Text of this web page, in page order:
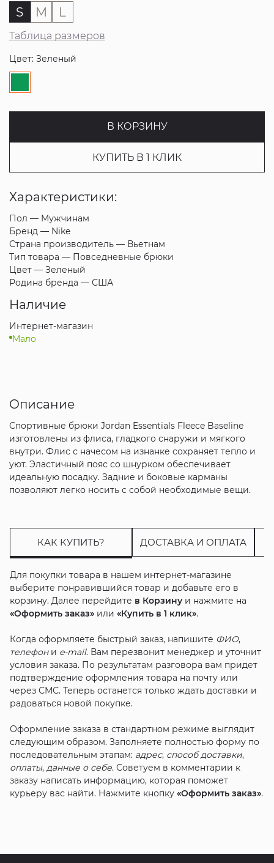
S M L
Таблица размеров
Цвет: Зеленый
В КОРЗИНУ
КУПИТЬ В 1 КЛИК
Характеристики:
Пол — Мужчинам
Бренд — Nike
Страна производитель — Вьетнам
Тип товара — Повседневные брюки
Цвет — Зеленый
Родина бренда — США
Наличие
Интернет-магазин
Мало
Описание
Спортивные брюки Jordan Essentials Fleece Baseline
изготовлены из флиса, гладкого снаружи и мягкого
внутри. Флис с начесом на изнанке сохраняет тепло и
уют. Эластичный пояс со шнурком обеспечивает
идеальную посадку. Задние и боковые карманы
позволяют легко носить с собой необходимые вещи.
КАК КУПИТЬ? ДОСТАВКА И ОПЛАТА
Для покупки товара в нашем интернет-магазине
выберите понравившийся товар и добавьте его в
корзину. Далее перейдите в Корзинуи нажмите на
«Оформить заказ»или «Купить в 1 клик».
Когда оформляете быстрый заказ, напишите ФИО,
телефони e-mail. Вам перезвонит менеджер и уточнит
условия заказа. По результатам разговора вам придет
подтверждение оформления товара на почту или
через СМС. Теперь останется только ждать доставки и
радоваться новой покупке.
Оформление заказа в стандартном режиме выглядит
следующим образом. Заполняете полностью форму по
последовательным этапам: адрес, способ доставки,
оплаты, данные о себе. Советуем в комментарии к
заказу написать информацию, которая поможет
курьеру вас найти. Нажмите кнопку «Оформить заказ».